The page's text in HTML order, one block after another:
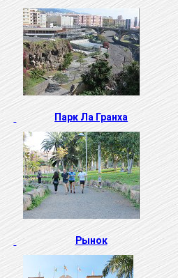
Парк Ла Гранха
Рынок